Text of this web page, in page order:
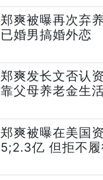
郑爽被曝再次弃
已婚男搞婚外恋
郑爽发长文否认
靠父母养老金生
郑爽被曝在美国
5;2.3亿 但拒不